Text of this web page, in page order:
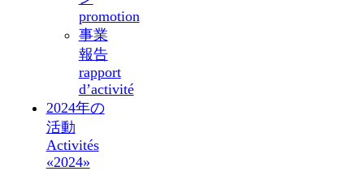
promotion
事業
報告
rapport
d’activité
2024年の
活動
Activités
«2024»